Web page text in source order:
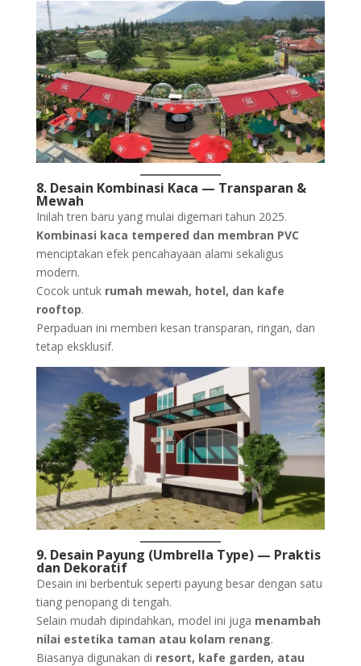
8. Desain Kombinasi Kaca — Transparan &
Mewah
Inilah tren baru yang mulai digemari tahun 2025.
Kombinasi kaca tempered dan membran PVC
menciptakan efek pencahayaan alami sekaligus
modern.
Cocok untuk rumah mewah, hotel, dan kafe
rooftop.
Perpaduan ini memberi kesan transparan, ringan, dan
tetap eksklusif.
9. Desain Payung (Umbrella Type) — Praktis
dan Dekoratif
Desain ini berbentuk seperti payung besar dengan satu
tiang penopang di tengah.
Selain mudah dipindahkan, model ini juga menambah
nilai estetika taman atau kolam renang.
Biasanya digunakan di resort, kafe garden, atau